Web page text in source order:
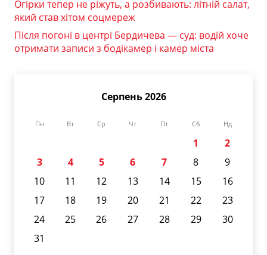
Огірки тепер не ріжуть, а розбивають: літній салат,
який став хітом соцмереж
Після погоні в центрі Бердичева — суд: водій хоче
отримати записи з бодікамер і камер міста
Серпень 2026
Пн Вт Ср Чт Пт Сб Нд
1
2
3
4 5 6 7 8
9
10
11 12 13 14 15
16
17
18 19 20 21 22
23
24
25 26 27 28 29
30
31